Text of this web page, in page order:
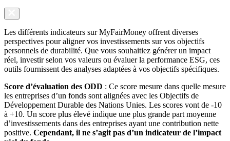
Les différents indicateurs sur MyFairMoney offrent diverses
perspectives pour aligner vos investissements sur vos objectifs
personnels de durabilité. Que vous souhaitiez générer un impact
réel, investir selon vos valeurs ou évaluer la performance ESG, ces
outils fournissent des analyses adaptées à vos objectifs spécifiques.
Score d’évaluation des ODD : Ce score mesure dans quelle mesure
les entreprises d’un fonds sont alignées avec les Objectifs de
Développement Durable des Nations Unies. Les scores vont de -10
à +10. Un score plus élevé indique une plus grande part moyenne
d’investissements dans des entreprises ayant une contribution nette
positive. Cependant, il ne s’agit pas d’un indicateur de l’impact